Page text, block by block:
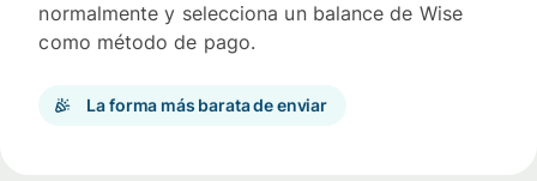
normalmente y selecciona un balance de Wise
como método de pago.
La forma más barata de enviar